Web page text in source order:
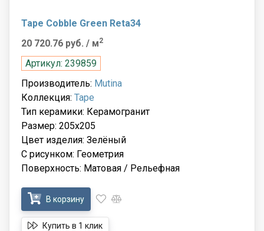
Tape Cobble Green Reta34
20 720.76 руб. / м2
Артикул: 239859
Производитель: Mutina
Коллекция: Tape
Тип керамики: Керамогранит
Размер: 205x205
Цвет изделия: Зелёный
С рисунком: Геометрия
Поверхность: Матовая / Рельефная
В корзину
Купить в 1 клик